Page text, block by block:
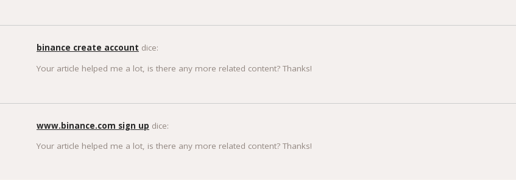
binance create account dice:
Your article helped me a lot, is there any more related content? Thanks!
www.binance.com sign up dice:
Your article helped me a lot, is there any more related content? Thanks!